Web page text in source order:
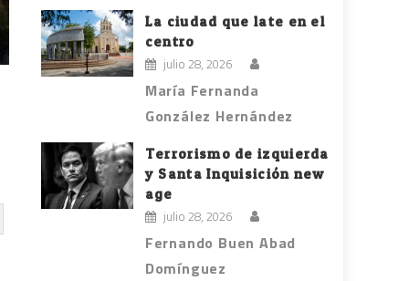
La ciudad que late en el
centro
julio 28, 2026
María Fernanda
González Hernández
Terrorismo de izquierda
y Santa Inquisición new
age
julio 28, 2026
Fernando Buen Abad
Domínguez